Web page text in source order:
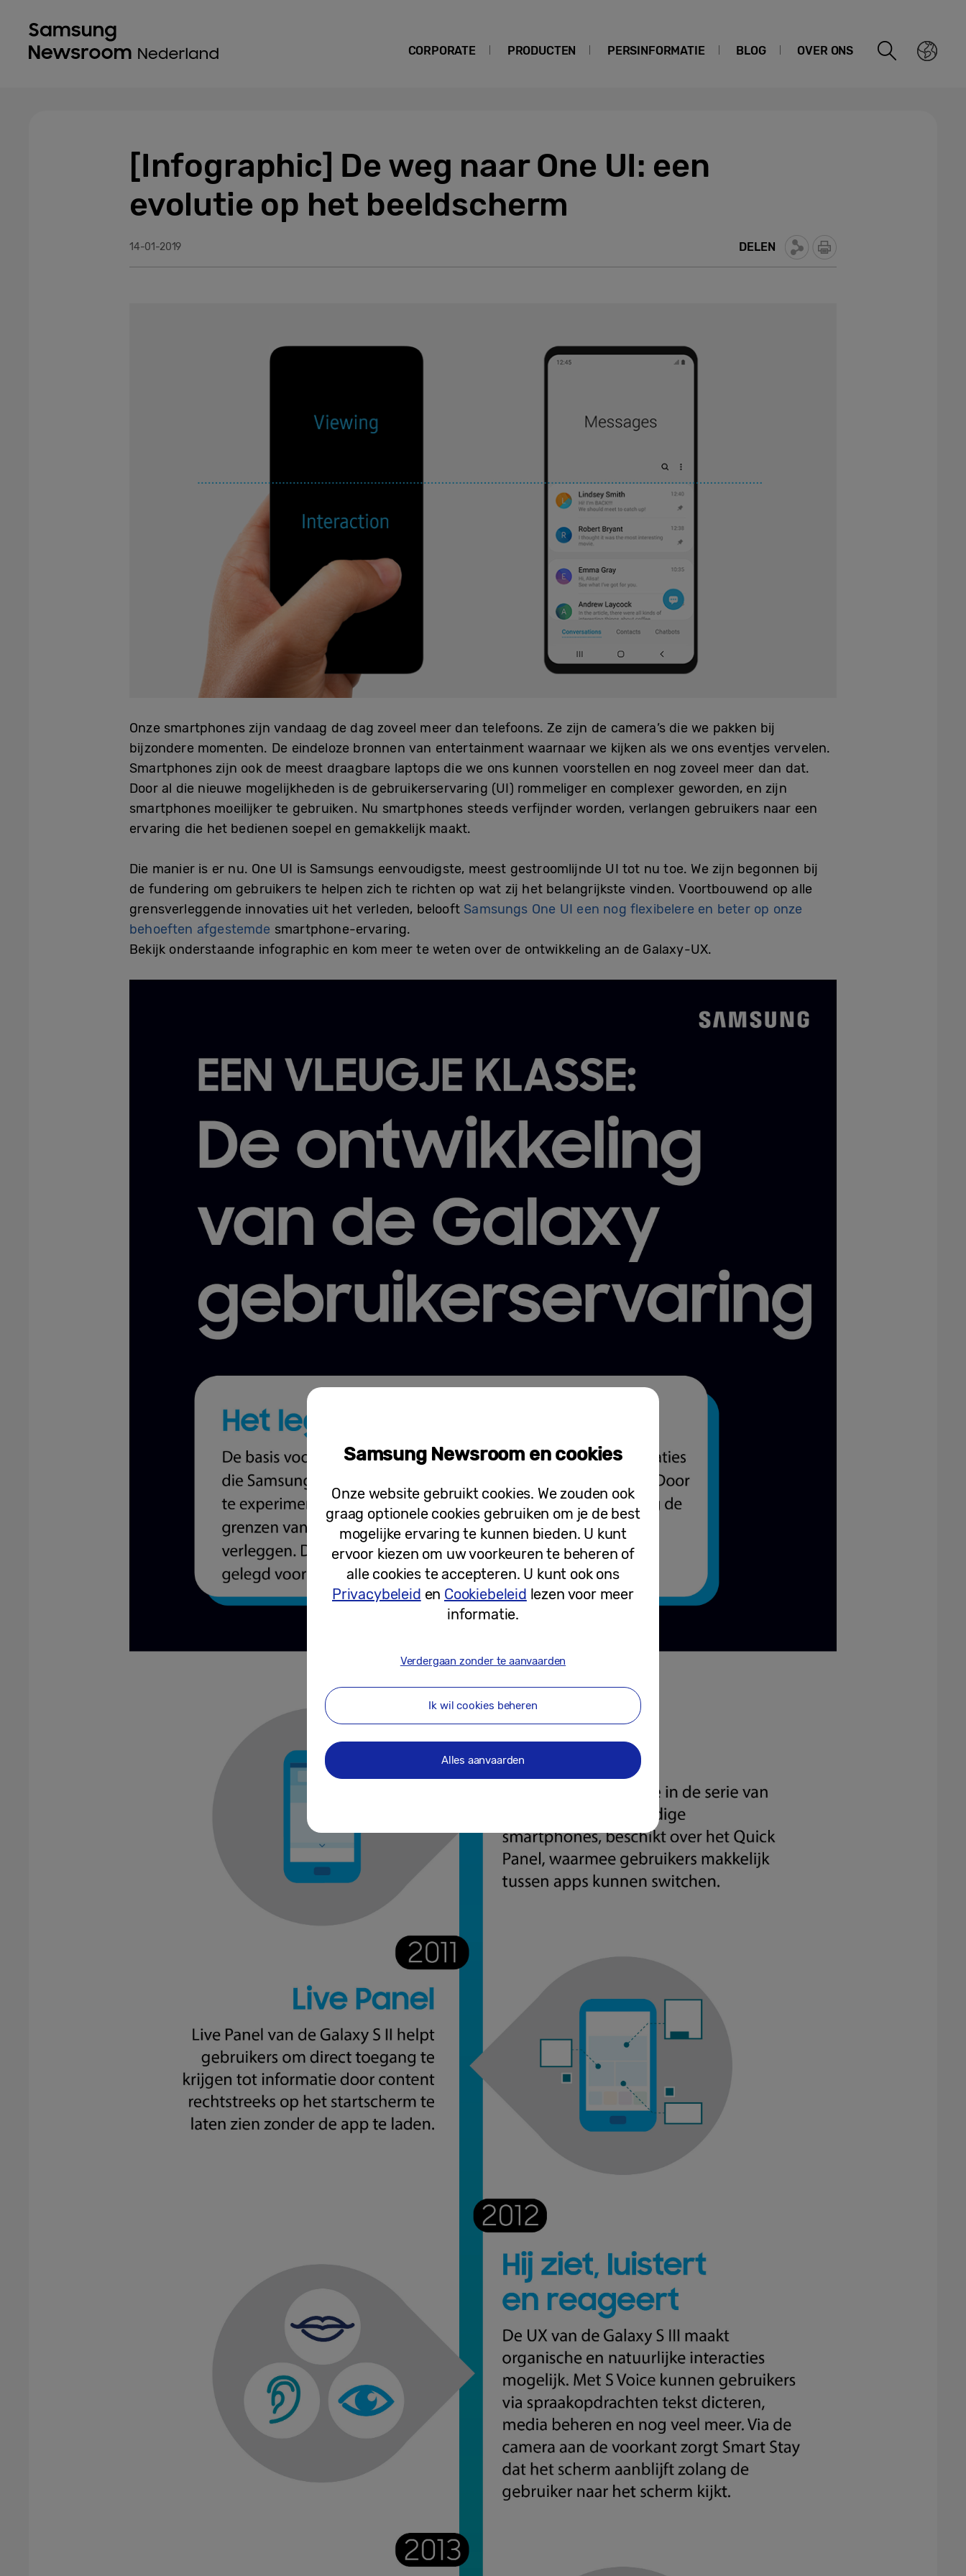
CORPORATE PRODUCTEN PERSINFORMATIE BLOG OVER ONS
[Infographic] De weg naar One UI: een
evolutie op het beeldscherm
14-01-2019 DELEN
Onze smartphones zijn vandaag de dag zoveel meer dan telefoons. Ze zijn de camera’s die we pakken bij
bijzondere momenten. De eindeloze bronnen van entertainment waarnaar we kijken als we ons eventjes vervelen.
Smartphones zijn ook de meest draagbare laptops die we ons kunnen voorstellen en nog zoveel meer dan dat.
Door al die nieuwe mogelijkheden is de gebruikerservaring (UI) rommeliger en complexer geworden, en zijn
smartphones moeilijker te gebruiken. Nu smartphones steeds verfijnder worden, verlangen gebruikers naar een
ervaring die het bedienen soepel en gemakkelijk maakt.
Die manier is er nu. One UI is Samsungs eenvoudigste, meest gestroomlijnde UI tot nu toe. We zijn begonnen bij
de fundering om gebruikers te helpen zich te richten op wat zij het belangrijkste vinden. Voortbouwend op alle
grensverleggende innovaties uit het verleden, belooft Samsungs One UI een nog flexibelere en beter op onze
behoeften afgestemde smartphone-ervaring.
Bekijk onderstaande infographic en kom meer te weten over de ontwikkeling an de Galaxy-UX.
Samsung Newsroom en cookies
Onze website gebruikt cookies. We zouden ook
graag optionele cookies gebruiken om je de best
mogelijke ervaring te kunnen bieden. U kunt
ervoor kiezen om uw voorkeuren te beheren of
alle cookies te accepteren. U kunt ook ons
Privacybeleid en Cookiebeleid lezen voor meer
informatie.
Verdergaan zonder te aanvaarden
Ik wil cookies beheren
Alles aanvaarden